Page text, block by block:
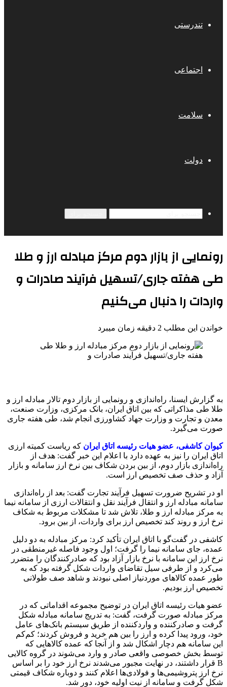
تندرستی
اجتماعی
سلامت
دولت
رونمایی از بازار دوم مرکز مبادله ارز و طلا
طی هفته جاری/تسهیل فرآیند صادرات و
واردات را دنبال می‌کنیم
خواندن این مطلب 2 دقیقه زمان میبرد
به گزارش ایسنا، راه‌اندازی و رونمایی از بازار دوم تالار مبادله ارز و
طلا طی مذاکراتی که بین اتاق ایران، بانک مرکزی، وزارت صنعت،
معدن و تجارت و وزارت جهاد کشاورزی انجام شد، طی هفته جاری
صورت می‌گیرد.
کیوان کاشفی، عضو هیات رئیسه اتاق ایران که ریاست کمیته ارزی
اتاق ایران را نیز به عهده دارد با اعلام این خبر گفت: هدف از
راه‌اندازی بازار دوم، از بین بردن شکاف بین نرخ ارز سامانه و بازار
آزاد و حذف صف تخصیص ارز است.
او در تشریح ضرورت تسهیل فرآیند تجارت گفت: بعد از راه‌اندازی
سامانه مبادله ارز و انتقال فرآیند نقل و انتقالات ارزی از سامانه نیما
به مرکز مبادله ارز و طلا، تلاش شد تا مشکلات مربوط به شکاف
نرخ ارز و روند کند تخصیص ارز برای واردات، از بین برود.
کاشفی در گفت‌گو با اتاق ایران تأکید کرد: مرکز مبادله به دو دلیل
عمده، جای سامانه نیما را گرفت؛ اول وجود فاصله غیرمنطقی در
نرخ ارز این سامانه با نرخ بازار آزاد بود که صادرکنندگان را متضرر
می‌کرد و از طرفی سیل تقاضای واردات شکل گرفته بود که به
طور عمده کالاهای موردنیاز اصلی نبودند و شاهد صف طولانی
تخصیص ارز بودیم.
عضو هیات رئیسه اتاق ایران در توضیح مجموعه اقداماتی که در
مرکز مبادله صورت گرفت، گفت: به تدریج سامانه مبادله شکل
گرفت و صادرکننده و واردکننده از طریق سیستم بانک‌های عامل
خود، ورود پیدا کرده و ارز را بین هم خرید و فروش کردند؛ کم‌کم
این سامانه هم دچار اشکال شد و از آنجا که عمده کالاهایی که
توسط بخش خصوصی واقعی صادر و وارد می‌شوند در گروه کالایی
B قرار داشتند، در نهایت مجبور می‌شدند نرخ ارز خود را بر اساس
نرخ ارز پتروشیمی‌ها و فولادی‌ها اعلام کنند و دوباره شکاف قیمتی
شکل گرفت و سامانه از نیت اولیه خود، دور شد.